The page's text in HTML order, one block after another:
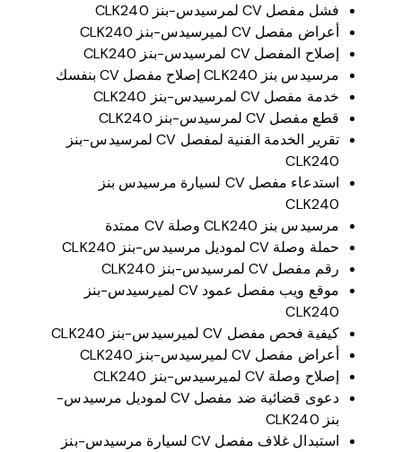
فشل مفصل CV لمرسيدس-بنز CLK240
أعراض مفصل CV لميرسيدس-بنز CLK240
إصلاح المفصل CV لمرسيدس-بنز CLK240
مرسيدس بنز CLK240 إصلاح مفصل CV بنفسك
خدمة مفصل CV لمرسيدس-بنز CLK240
قطع مفصل CV لمرسيدس-بنز CLK240
تقرير الخدمة الفنية لمفصل CV لمرسيدس-بنز
CLK240
استدعاء مفصل CV لسيارة مرسيدس بنز
CLK240
مرسيدس بنز CLK240 وصلة CV ممتدة
حملة وصلة CV لموديل مرسيدس-بنز CLK240
رقم مفصل CV لمرسيدس-بنز CLK240
موقع ويب مفصل عمود CV لميرسيدس-بنز
CLK240
كيفية فحص مفصل CV لميرسيدس-بنز CLK240
أعراض مفصل CV لميرسيدس-بنز CLK240
إصلاح وصلة CV لميرسيدس-بنز CLK240
دعوى قضائية ضد مفصل CV لموديل مرسيدس-
بنز CLK240
استبدال غلاف مفصل CV لسيارة مرسيدس-بنز